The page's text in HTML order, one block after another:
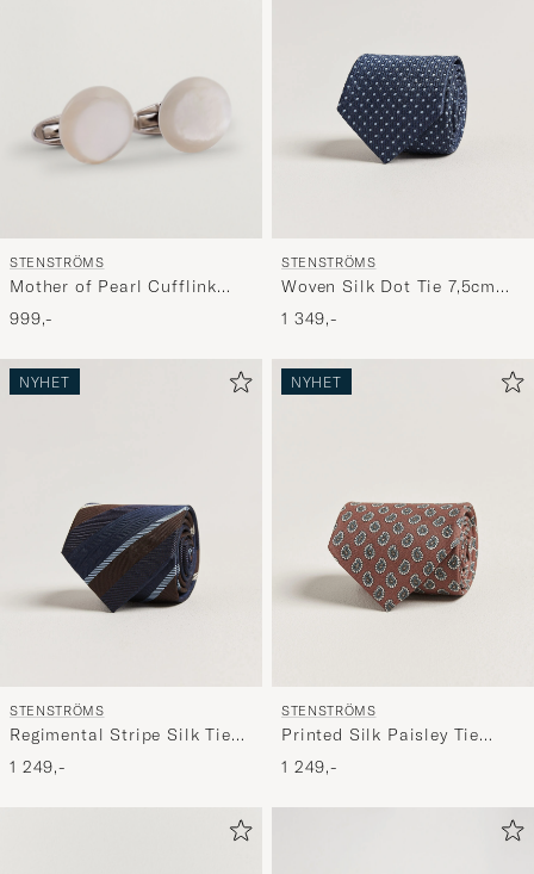
og
opplev
et
mer
til
STENSTRÖMS
Mother of Pearl Cufflink
White
999,-
STENSTRÖMS
Woven Silk Dot Tie 7,5cm
Navy
1 349,-
NYHET
STENSTRÖMS
Regimental Stripe Silk Tie
7,5cm Navy
1 249,-
NYHET
STENSTRÖMS
Printed Silk Paisley Tie
7,5cm Rust
1 249,-